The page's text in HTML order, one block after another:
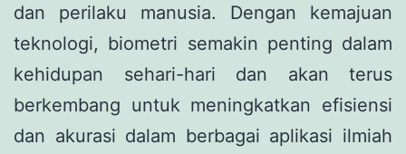
dan perilaku manusia. Dengan kemajuan
teknologi, biometri semakin penting dalam
kehidupan sehari-hari dan akan terus
berkembang untuk meningkatkan efisiensi
dan akurasi dalam berbagai aplikasi ilmiah